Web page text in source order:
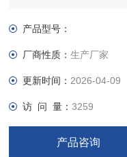
120°
晶体纯度：＞99.995%
产品型号：
厂商性质：生产厂家
更新时间： 2026-04-09
访 问 量：3259
产品咨询